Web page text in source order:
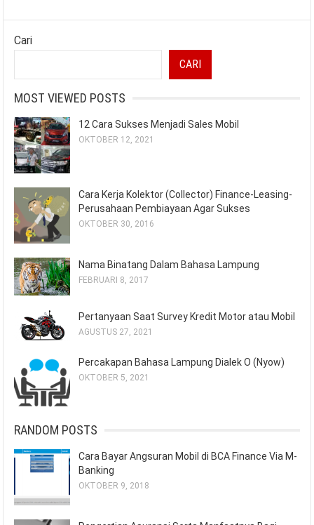
Cari
CARI
MOST VIEWED POSTS
12 Cara Sukses Menjadi Sales Mobil
OKTOBER 12, 2021
Cara Kerja Kolektor (Collector) Finance-Leasing-
Perusahaan Pembiayaan Agar Sukses
OKTOBER 30, 2016
Nama Binatang Dalam Bahasa Lampung
FEBRUARI 8, 2017
Pertanyaan Saat Survey Kredit Motor atau Mobil
AGUSTUS 27, 2021
Percakapan Bahasa Lampung Dialek O (Nyow)
OKTOBER 5, 2021
RANDOM POSTS
Cara Bayar Angsuran Mobil di BCA Finance Via M-
Banking
OKTOBER 9, 2018